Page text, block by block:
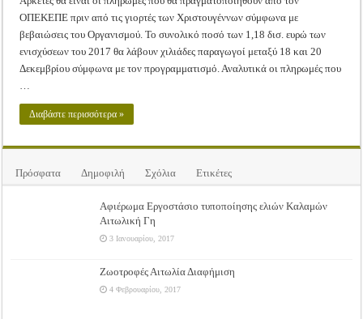
ΟΠΕΚΕΠΕ πριν από τις γιορτές των Χριστουγέννων σύμφωνα με
βεβαιώσεις του Οργανισμού. Το συνολικό ποσό των 1,18 δισ. ευρώ των
ενισχύσεων του 2017 θα λάβουν χιλιάδες παραγωγοί μεταξύ 18 και 20
Δεκεμβρίου σύμφωνα με τον προγραμματισμό. Αναλυτικά οι πληρωμές που
…
Διαβάστε περισσότερα »
Πρόσφατα Δημοφιλή Σχόλια Ετικέτες
Αφιέρωμα Εργοστάσιο τυποποίησης ελιών Καλαμών
Αιτωλική Γη
3 Ιανουαρίου, 2017
Ζωοτροφές Αιτωλία Διαφήμιση
4 Φεβρουαρίου, 2017